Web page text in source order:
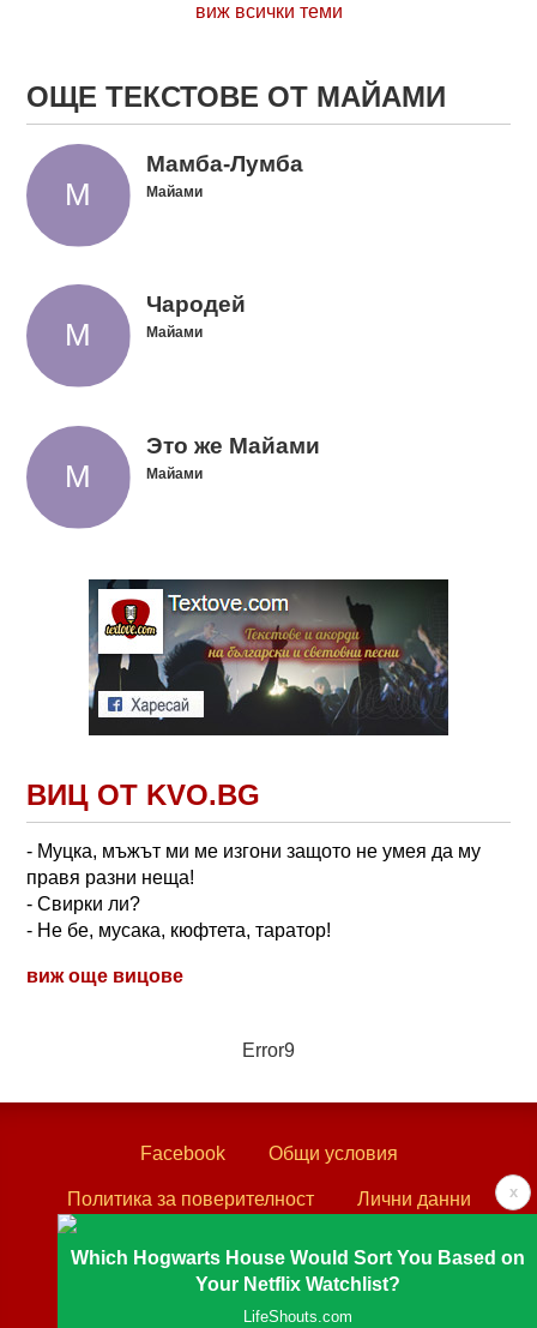
виж всички теми
ОЩЕ ТЕКСТОВЕ ОТ МАЙАМИ
Мамба-Лумба
Майами
Чародей
Майами
Это же Майами
Майами
ВИЦ ОТ KVO.BG
- Муцка, мъжът ми ме изгони защото не умея да му
правя разни неща!
- Свирки ли?
- Не бе, мусака, кюфтета, таратор!
виж още вицове
Error9
x
Which Hogwarts House Would Sort You Based on
Your Netflix Watchlist?
LifeShouts.com
Facebook Общи условия
Политика за поверителност Лични данни
Textove.com © 2003 - 2026